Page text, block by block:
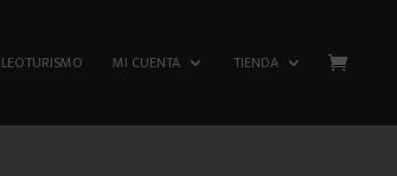
MI CUENTA TIENDA